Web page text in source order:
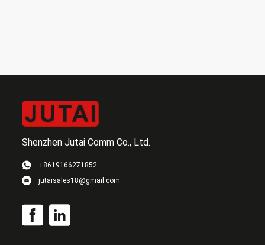
Shenzhen Jutai Comm Co., Ltd.
+8619166271852
jutaisales18@gmail.com